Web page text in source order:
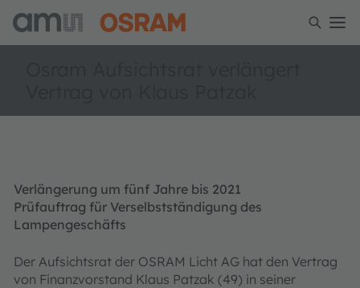
Verlängerung um fünf Jahre bis 2021
Prüfauftrag für Verselbstständigung des
Lampengeschäfts
Der Aufsichtsrat der OSRAM Licht AG hat den Vertrag
von Finanzvorstand Klaus Patzak (49) in seiner